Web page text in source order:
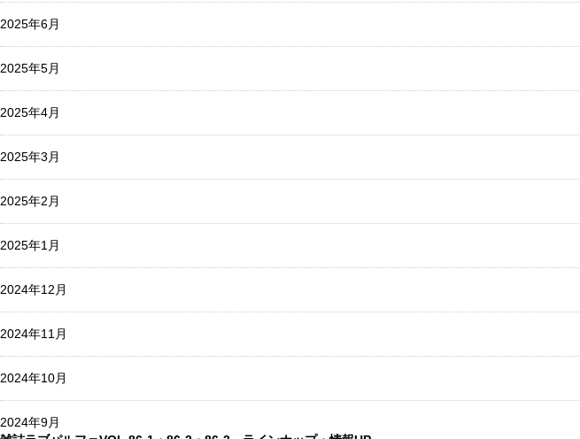
2025年6月
2025年5月
2025年4月
2025年3月
2025年2月
2025年1月
2024年12月
2024年11月
2024年10月
2024年9月